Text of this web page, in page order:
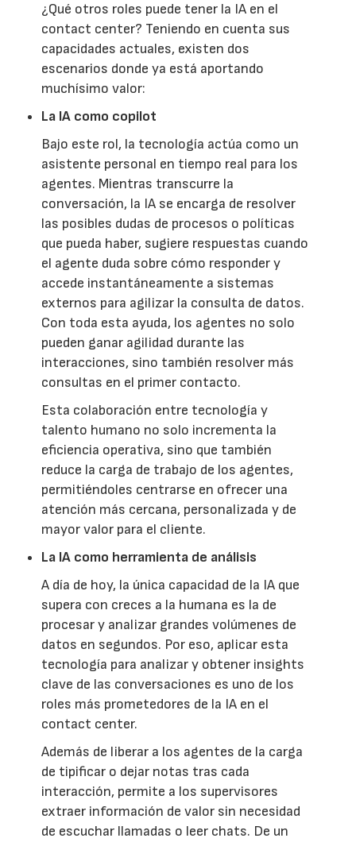
¿Qué otros roles puede tener la IA en el
contact center? Teniendo en cuenta sus
capacidades actuales, existen dos
escenarios donde ya está aportando
muchísimo valor:
La IA como copilot
Bajo este rol, la tecnología actúa como un
asistente personal en tiempo real para los
agentes. Mientras transcurre la
conversación, la IA se encarga de resolver
las posibles dudas de procesos o políticas
que pueda haber, sugiere respuestas cuando
el agente duda sobre cómo responder y
accede instantáneamente a sistemas
externos para agilizar la consulta de datos.
Con toda esta ayuda, los agentes no solo
pueden ganar agilidad durante las
interacciones, sino también resolver más
consultas en el primer contacto.
Esta colaboración entre tecnología y
talento humano no solo incrementa la
eficiencia operativa, sino que también
reduce la carga de trabajo de los agentes,
permitiéndoles centrarse en ofrecer una
atención más cercana, personalizada y de
mayor valor para el cliente.
La IA como herramienta de análisis
A día de hoy, la única capacidad de la IA que
supera con creces a la humana es la de
procesar y analizar grandes volúmenes de
datos en segundos. Por eso, aplicar esta
tecnología para analizar y obtener insights
clave de las conversaciones es uno de los
roles más prometedores de la IA en el
contact center.
Además de liberar a los agentes de la carga
de tipificar o dejar notas tras cada
interacción, permite a los supervisores
extraer información de valor sin necesidad
de escuchar llamadas o leer chats. De un